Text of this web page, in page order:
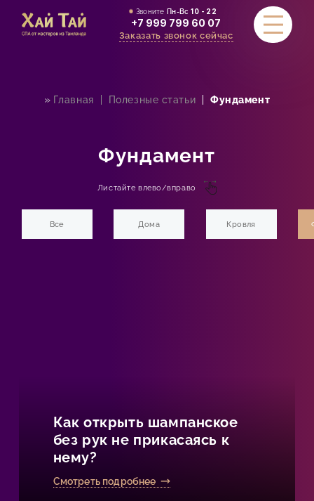
Звоните Пн-Вс 10 - 22
+7 999 799 60 07
Заказать звонок сейчас
УСЛУГИ
СЕРТИФИКАТЫ
» Главная Полезные статьи Фундамент
Фундамент
Листайте влево/вправо
Все Дома Кровля
Как открыть шампанское
без рук не прикасаясь к
нему?
Смотреть подробнее